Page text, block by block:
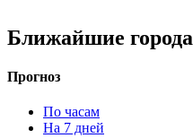
Ближайшие города
Прогноз
По часам
На 7 дней